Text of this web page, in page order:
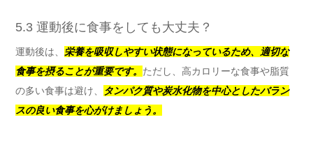
5.3 運動後に食事をしても大丈夫？
運動後は、 栄養を吸収しやすい状態になっているため、適切な
食事を摂ることが重要です。 ただし、高カロリーな食事や脂質
の多い食事は避け、
タンパク質や炭水化物を中心としたバラン
スの良い食事を心がけましょう。